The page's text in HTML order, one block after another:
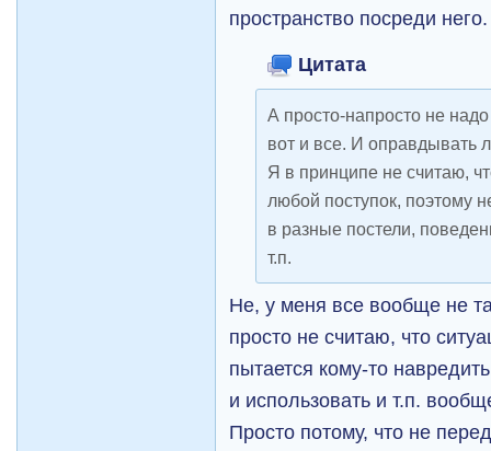
пространство посреди
Цитата
А просто-напросто не
вот и все. И оправдывать
Я в принципе не считаю,
любой поступок, поэтому
в разные постели,
т.п.
Не, у меня все вообще не
просто не считаю, что
пытается кому-то
и использовать и т.п.
Просто потому, что не